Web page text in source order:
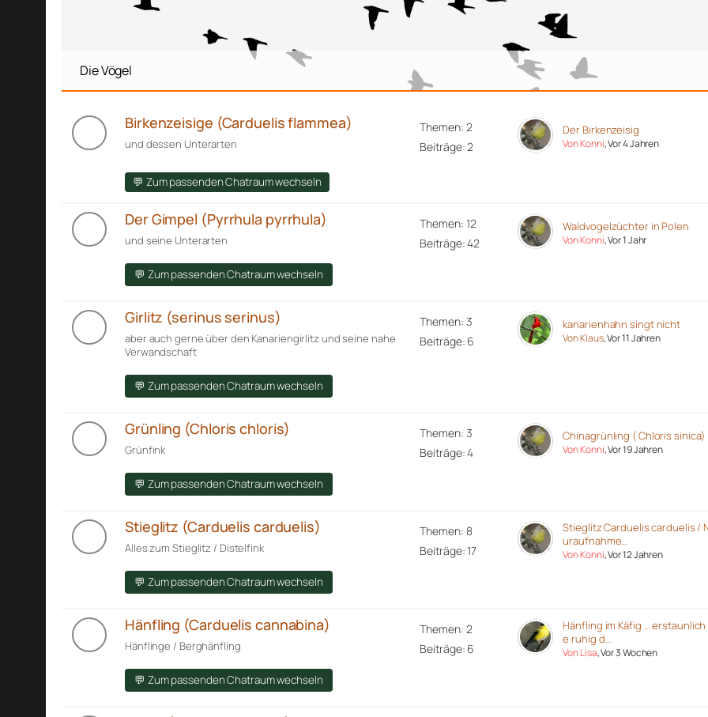
Die Vögel
Birkenzeisige (Carduelis flammea)
und dessen Unterarten
💬 Zum passenden Chatraum wechseln
Themen: 2
Beiträge: 2
Der Birkenzeisig
Von Konni, Vor 4 Jahren
Der Gimpel (Pyrrhula pyrrhula)
und seine Unterarten
💬 Zum passenden Chatraum wechseln
Themen: 12
Beiträge: 42
Waldvogelzüchter in Polen
Von Konni, Vor 1 Jahr
Girlitz (serinus serinus)
aber auch gerne über den Kanariengirlitz und seine nahe
Verwandschaft
💬 Zum passenden Chatraum wechseln
Themen: 3
Beiträge: 6
kanarienhahn singt nicht
Von Klaus, Vor 11 Jahren
Grünling (Chloris chloris)
Grünfink
💬 Zum passenden Chatraum wechseln
Themen: 3
Beiträge: 4
Chinagrünling ( Chloris sinica)
Von Konni, Vor 19 Jahren
Stieglitz (Carduelis carduelis)
Alles zum Stieglitz / Distelfink
💬 Zum passenden Chatraum wechseln
Themen: 8
Beiträge: 17
Stieglitz Carduelis carduelis /
uraufnahme…
Von Konni, Vor 12 Jahren
Hänfling (Carduelis cannabina)
Hänflinge / Berghänfling
💬 Zum passenden Chatraum wechseln
Themen: 2
Beiträge: 6
Hänfling im Käfig … erstaunlich
e ruhig d…
Von Lisa, Vor 3 Wochen